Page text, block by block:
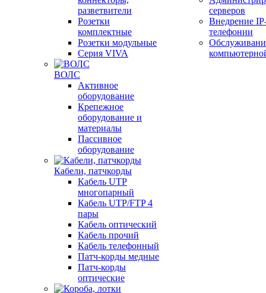
разветвители
Розетки
комплектные
Розетки модульные
Серия VIVA
ВОЛС
Активное
оборудование
Крепежное
оборудование и
материалы
Пассивное
оборудование
Кабели, патчкорды
Кабель UTP
многопарный
Кабель UTP/FTP 4
пары
Кабель оптический
Кабель прочий
Кабель телефонный
Патч-корды медные
Патч-корды
оптические
серверов
Внедрение
телефонии